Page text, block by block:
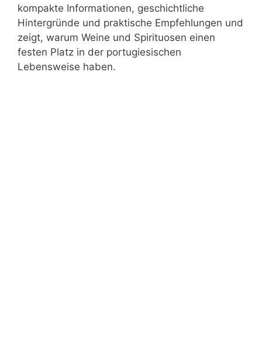
kompakte Informationen, geschichtliche
Hintergründe und praktische Empfehlungen und
zeigt, warum Weine und Spirituosen einen
festen Platz in der portugiesischen
Lebensweise haben.